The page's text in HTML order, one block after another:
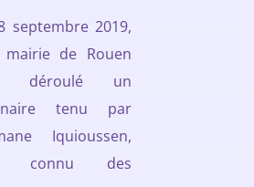
septembre 2019,
de Rouen
déroulé un
tenu par
Iquioussen,
connu des